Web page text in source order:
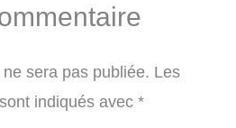
sera pas publiée. Les
indiqués avec *